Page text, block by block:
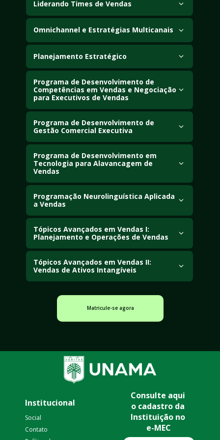
aos objetivos estratégicos e operacionais das
Liderando Times de Vendas
Desenvolve competências para liderar, motivar e gerir
equipes comerciais de alta performance.
Omnichannel e Estratégias Multicanais
Examina a integração de canais de venda e
comunicação para aprimorar a experiência do cliente.
Planejamento Estratégico
Estuda técnicas e ferramentas para definir objetivos
organizacionais e construir estratégias de longo
prazo.
Programa de Desenvolvimento de
Competências em Vendas e Negociação
para Executivos de Vendas
Desenvolve habilidades avançadas de negociação,
relacionamento e gestão de vendas para líderes
comerciais.
Programa de Desenvolvimento de
Gestão Comercial Executiva
Aborda práticas de gestão comercial voltadas à
maximização de resultados e ao crescimento dos
negócios.
Programa de Desenvolvimento em
Tecnologia para Alavancagem de
Vendas
Estuda o uso de tecnologias e ferramentas digitais
para otimizar processos e aumentar a performance
em vendas.
Programação Neurolinguística Aplicada
a Vendas
Explora técnicas de comunicação e persuasão
baseadas na Programação Neurolinguística para
melhorar resultados comerciais.
Tópicos Avançados em Vendas I:
Planejamento e Operações de Vendas
Analisa estratégias de planejamento, execução e
controle das operações comerciais.
Tópicos Avançados em Vendas II:
Vendas de Ativos Intangíveis
serviços, soluções e outros ativos intangíveis.
Matricule-se agora
Social
Contato
Institucional
Consulte aqui
o cadastro da
Instituição no
e-MEC